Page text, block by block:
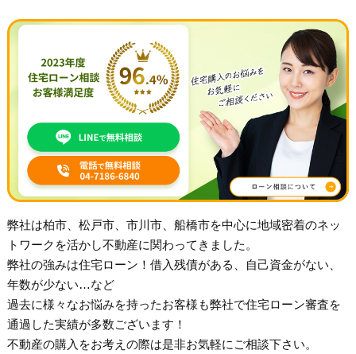
弊社は柏市、松戸市、市川市、船橋市を中心に地域密着のネッ
トワークを活かし不動産に関わってきました。
弊社の強みは住宅ローン！借入残債がある、自己資金がない、
年数が少ない…など
過去に様々なお悩みを持ったお客様も弊社で住宅ローン審査を
通過した実績が多数ございます！
不動産の購入をお考えの際は是非お気軽にご相談下さい。